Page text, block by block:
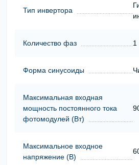
Тип инвертора
Количество фаз 1
Форма синусоиды
Максимальная входная
мощность постоянного тока
фотомодулей (Вт)
Максимальное входное
напряжение (В)